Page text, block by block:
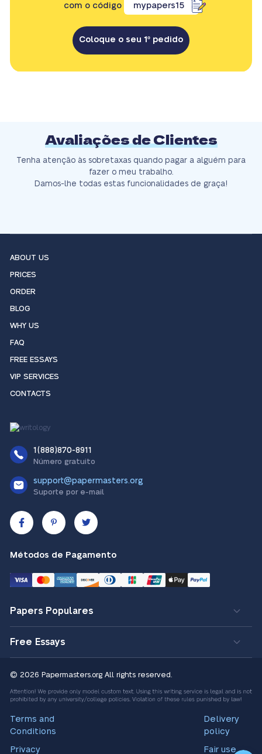
com o código mypapers15
Coloque o seu 1º pedido
Avaliações de Clientes
Tenha atenção às sobretaxas quando pagar a alguém para
fazer o meu trabalho.
Damos-lhe todas estas funcionalidades de graça!
ABOUT US
PRICES
ORDER
BLOG
WHY US
FAQ
FREE ESSAYS
VIP SERVICES
CONTACTS
1(888)870-8911
Número gratuito
support@papermasters.org
Suporte por e-mail
Métodos de Pagamento
Papers Populares
Free Essays
© 2026 Papermasters.org All rights reserved.
Terms and
Conditions
Privacy
Delivery
policy
Fair use